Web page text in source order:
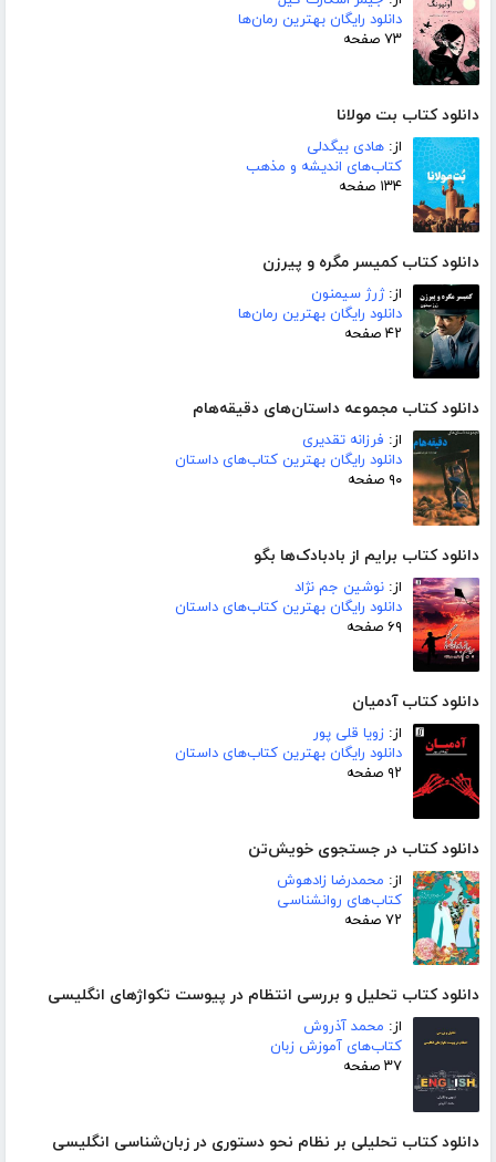
دانلود رایگان بهترین رمان‌ها
۷۳ صفحه
دانلود کتاب بت مولانا
از: هادی بیگدلی
کتاب‌های اندیشه و مذهب
۱۳۴ صفحه
دانلود کتاب کمیسر مگره و پیرزن
از:ژرژ سیمنون
دانلود رایگان بهترین رمان‌ها
۴۲ صفحه
دانلود کتاب مجموعه داستان‌های دقیقه‌هام
از: فرزانه تقدیری
دانلود رایگان بهترین کتاب‌های داستان
۹۰ صفحه
دانلود کتاب برایم از بادبادک‌ها بگو
از: نوشین جم نژاد
دانلود رایگان بهترین کتاب‌های داستان
۶۹ صفحه
دانلود کتاب آدمیان
از: زویا قلی پور
دانلود رایگان بهترین کتاب‌های داستان
۹۲ صفحه
دانلود کتاب در جستجوی خویش‌تن
از: محمدرضا زادهوش
کتاب‌های روانشناسی
۷۲ صفحه
دانلود کتاب تحلیل و بررسی انتظام در پیوست تکواژهای انگلیسی
از: محمد آذروش
کتاب‌های آموزش زبان
۳۷ صفحه
دانلود کتاب تحلیلی بر نظام نحو دستوری در زبان‌شناسی انگلیسی